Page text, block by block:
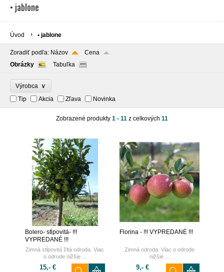
• jablone
Úvod • jablone
Zoradiť podľa: Názov
Cena
Obrázky
Tabuľka
Výrobca ∨
Tip Akcia Zľava Novinka
Zobrazené produkty 1 - 11 z celkových 11
Bolero- stĺpovitá- !!!
VYPREDANÉ !!!
Zimná stĺpovitá žltá odroda. Viac
o odrode nižšie ...
15,- €
Florina - !!! VYPREDANÉ !!!
Zimná odroda. Viac o odrode
nižšie ...
9,- €